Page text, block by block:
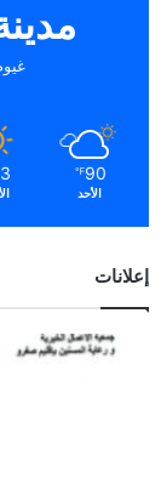
90
℉
الأحد
إعلانات